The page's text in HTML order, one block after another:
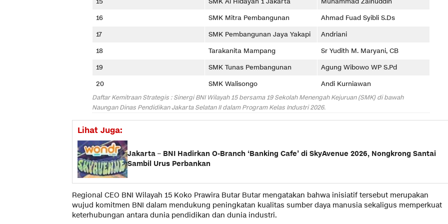
16
SMK Mitra Pembangunan
Ahmad Fuad Syibli S.Ds
17
SMK Pembangunan Jaya Yakapi
Andriani
18
Tarakanita Mampang
Sr Yudith M. Maryani, CB
19
SMK Tunas Pembangunan
Agung Wibowo WP S.Pd
20
SMK Walisongo Andi Kurniawan
Daftar Kemitraan Strategis : Sinergi BNI Wilayah 15 bersama 19 Sekolah Menengah Kejuruan (SMK) di bawah
Naungan Dinas Pendidikan Jakarta Selatan II dalam Program Kelas Industri 2026.
Lihat Juga:
Jakarta – BNI Hadirkan O-Branch ‘Banking Cafe’ di SkyAvenue 2026, Nongkrong Santai
Sambil Urus Perbankan
Regional CEO BNI Wilayah 15 Koko Prawira Butar Butar mengatakan bahwa inisiatif tersebut merupakan
wujud komitmen BNI dalam mendukung peningkatan kualitas sumber daya manusia sekaligus memperkuat
keterhubungan antara dunia pendidikan dan dunia industri.